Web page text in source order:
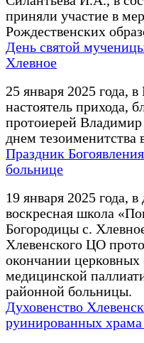
приняли участие в
Рождественских
День святой
Хлевное
25 января 2025 года,
настоятель прихода,
протоиерей
днем тезоименитства
Праздник
больнице
19 января 2025 года,
воскресная школа
Богородицы с.
Хлевенского ЦО
окончании церковных
медицинской
районной больницы.
Духовенство
руинированных